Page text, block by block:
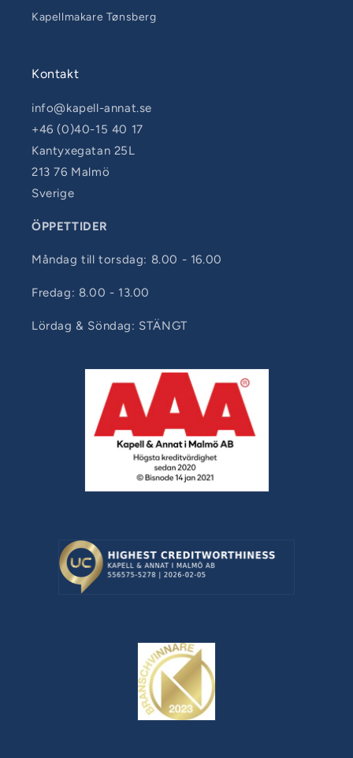
Kapellmakare Tønsberg
Kontakt
info@kapell-annat.se
+46 (0)40-15 40 17
Kantyxegatan 25L
213 76 Malmö
Sverige
ÖPPETTIDER
Måndag till torsdag: 8.00 - 16.00
Fredag: 8.00 - 13.00
Lördag & Söndag: STÄNGT